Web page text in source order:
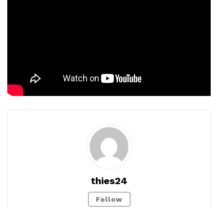
thies24
Follow